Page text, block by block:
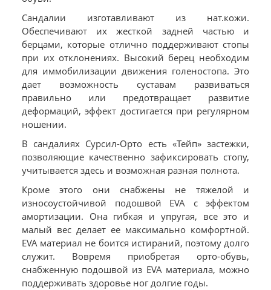
Сандалии изготавливают из нат.кожи.
Обеспечивают их жесткой задней частью и
берцами, которые отлично поддерживают стопы
при их отклонениях. Высокий берец необходим
для иммобилизации движения голеностопа. Это
дает возможность суставам развиваться
правильно или предотвращает развитие
деформаций, эффект достигается при регулярном
ношении.
В сандалиях Сурсил-Орто есть «Тейп» застежки,
позволяющие качественно зафиксировать стопу,
учитывается здесь и возможная разная полнота.
Кроме этого они снабжены не тяжелой и
износоустойчивой подошвой EVA с эффектом
амортизации. Она гибкая и упругая, все это и
малый вес делает ее максимально комфортной.
EVA материал не боится истираний, поэтому долго
служит. Вовремя приобретая орто-обувь,
снабженную подошвой из EVA материала, можно
поддерживать здоровье ног долгие годы.